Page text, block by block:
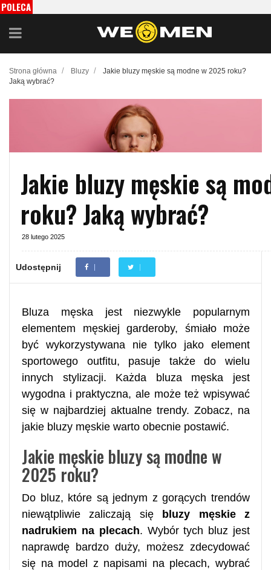
POLECA
Strona główna / Bluzy /
Jakie bluzy męskie są modne w 2025 roku?
Jaką wybrać?
Jakie bluzy męskie są
roku? Jaką wybrać?
28 lutego 2025
Udostępnij
Bluza męska jest niezwykle popularnym
elementem męskiej garderoby, śmiało może
być wykorzystywana nie tylko jako element
sportowego outfitu, pasuje także do wielu
innych stylizacji. Każda bluza męska jest
wygodna i praktyczna, ale może też wpisywać
się w najbardziej aktualne trendy. Zobacz, na
jakie bluzy męskie warto obecnie postawić.
Jakie męskie bluzy są modne w
2025 roku?
Do bluz, które są jednym z gorących trendów
niewątpliwie zaliczają się bluzy męskie z
nadrukiem na plecach. Wybór tych bluz jest
naprawdę bardzo duży, możesz zdecydować
się na model z napisami na plecach, wybrać